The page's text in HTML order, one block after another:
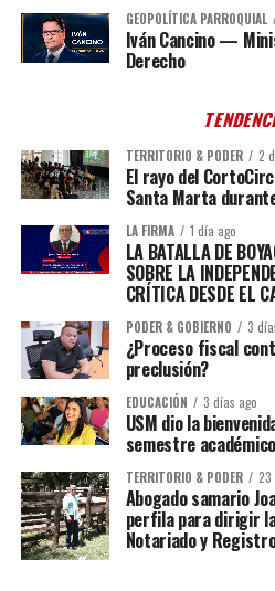
GEOPOLÍTICA PARROQUIAL
Iván Cancino —
Derecho
TERRITORIO & PODER 2
El rayo del
Santa Marta
LA FIRMA 1 día ago
LA BATALLA DE
SOBRE LA
CRÍTICA DESDE EL
PODER & GOBIERNO 3
¿Proceso fiscal
preclusión?
EDUCACIÓN 3 días ago
USM dio la
semestre
TERRITORIO & PODER 23
Abogado samario
perfila para dirigir
Notariado y